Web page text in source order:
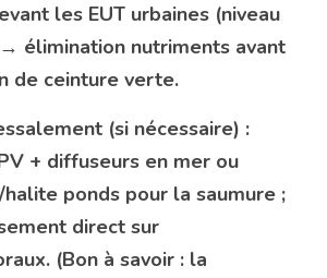
les EUT urbaines (niveau
élimination nutriments avant
de ceinture verte.
(si nécessaire) :
+ diffuseurs en mer ou
ponds pour la saumure ;
direct sur
(Bon à savoir : la